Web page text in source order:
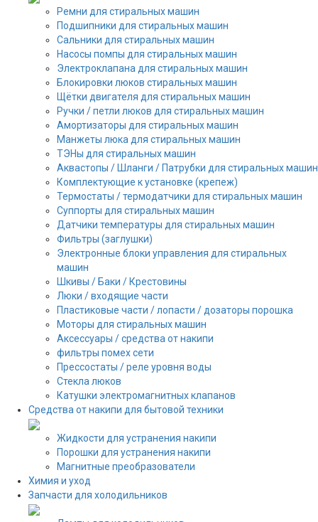
Ремни для стиральных машин
Подшипники для стиральных машин
Сальники для стиральных машин
Насосы помпы для стиральных машин
Электроклапана для стиральных машин
Блокировки люков стиральных машин
Щётки двигателя для стиральных машин
Ручки / петли люков для стиральных машин
Амортизаторы для стиральных машин
Манжеты люка для стиральных машин
ТЭНы для стиральных машин
Аквастопы / Шланги / Патрубки для стиральных машин
Комплектующие к установке (крепеж)
Термостаты / термодатчики для стиральных машин
Суппорты для стиральных машин
Датчики температуры для стиральных машин
Фильтры (заглушки)
Электронные блоки управления для стиральных
машин
Шкивы / Баки / Крестовины
Люки / входящие части
Пластиковые части / лопасти / дозаторы порошка
Моторы для стиральных машин
Аксессуары / средства от накипи
фильтры помех сети
Прессостаты / реле уровня воды
Стекла люков
Катушки электромагнитных клапанов
Средства от накипи для бытовой техники
Жидкости для устранения накипи
Порошки для устранения накипи
Магнитные преобразователи
Химия и уход
Запчасти для холодильников